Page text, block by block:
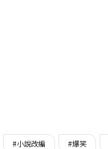
#小說改編 #爆笑